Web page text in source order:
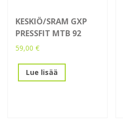
KESKIÖ/SRAM GXP
PRESSFIT MTB 92
59,00 €
Lue lisää